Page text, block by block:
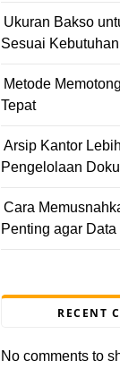
Ukuran Bakso
Sesuai
Metode
Tepat
Arsip Kantor
Pengelolaan
Cara
Penting agar Data
RECENT
No comments to